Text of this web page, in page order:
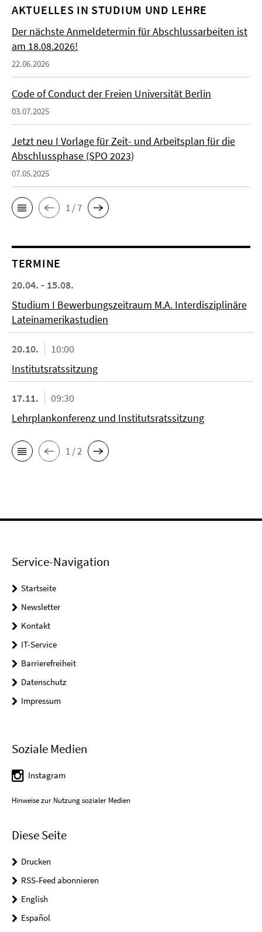
AKTUELLES IN STUDIUM UND LEHRE
Der nächste Anmeldetermin für Abschlussarbeiten ist
am 18.08.2026!
22.06.2026
Code of Conduct der Freien Universität Berlin
03.07.2025
Jetzt neu I Vorlage für Zeit- und Arbeitsplan für die
Abschlussphase (SPO 2023)
07.05.2025
1 / 7
TERMINE
20.04. - 15.08.
Studium I Bewerbungszeitraum M.A. Interdisziplinäre
Lateinamerikastudien
20.10.
10:00
Institutsratssitzung
17.11.
09:30
Lehrplankonferenz und Institutsratssitzung
1 / 2
Service-Navigation
Startseite
Newsletter
Kontakt
IT-Service
Barrierefreiheit
Datenschutz
Impressum
Soziale Medien
Instagram
Hinweise zur Nutzung sozialer Medien
Diese Seite
Drucken
RSS-Feed abonnieren
English
Español